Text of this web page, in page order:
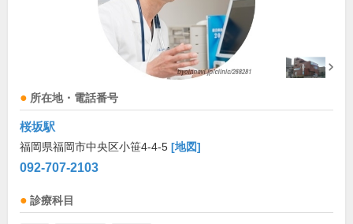
所在地・電話番号
桜坂駅
福岡県福岡市中央区小笹4-4-5 [地図]
092-707-2103
診療科目